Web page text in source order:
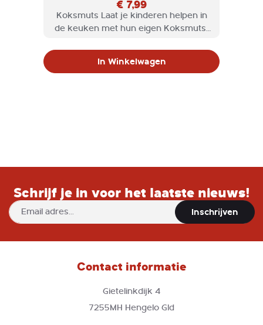
€ 7,99
Koksmuts Laat je kinderen helpen in
de keuken met hun eigen Koksmuts!
Gemaakt van van lekker zittende stof.
In Winkelwagen
Schrijf je in voor het laatste nieuws!
Abonneer
u
onze
Inschrijven
Contact informatie
Gietelinkdijk 4
7255MH Hengelo Gld